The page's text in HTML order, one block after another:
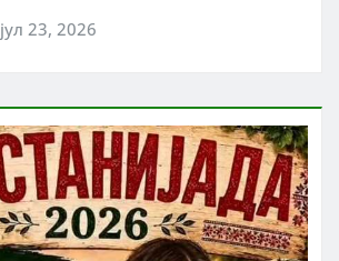
јул 23, 2026